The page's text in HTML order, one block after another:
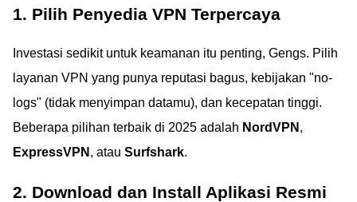
1. Pilih Penyedia VPN Terpercaya
Investasi sedikit untuk keamanan itu penting, Gengs. Pilih
layanan VPN yang punya reputasi bagus, kebijakan "no-
logs" (tidak menyimpan datamu), dan kecepatan tinggi.
Beberapa pilihan terbaik di 2025 adalah NordVPN ,
ExpressVPN , atau Surfshark.
2. Download dan Install Aplikasi Resmi